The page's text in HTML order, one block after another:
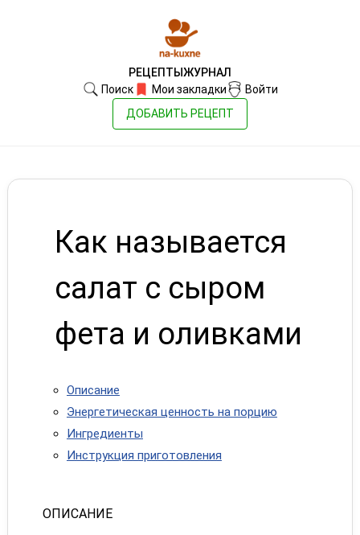
РЕЦЕПТЫ ЖУРНАЛ
Поиск
Мои закладки
Войти
ДОБАВИТЬ РЕЦЕПТ
Как называется
салат с сыром
фета и оливками
Описание
Энергетическая ценность на порцию
Ингредиенты
Инструкция приготовления
ОПИСАНИЕ